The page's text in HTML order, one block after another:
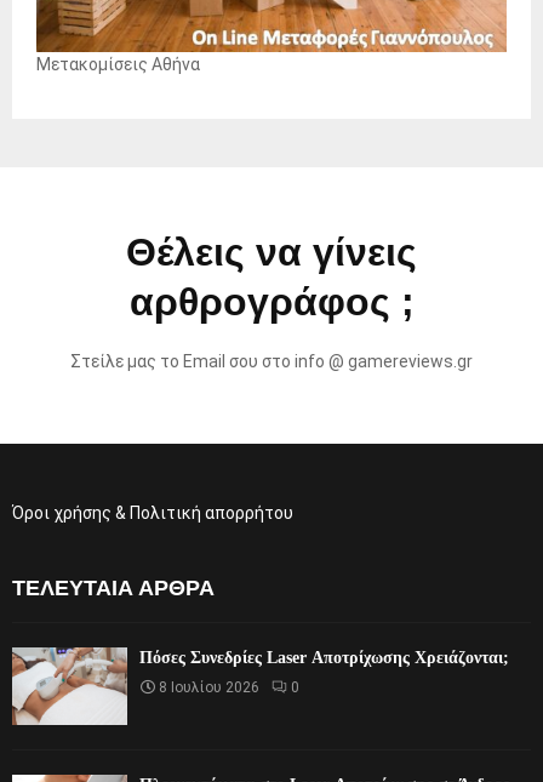
Μετακομίσεις Αθήνα
Θέλεις να γίνεις
αρθρογράφος ;
Στείλε μας το Email σου στο info @ gamereviews.gr
Όροι χρήσης & Πολιτική απορρήτου
ΤΕΛΕΥΤΑΊΑ ΆΡΘΡΑ
Πόσες Συνεδρίες Laser Αποτρίχωσης Χρειάζονται;
8 Ιουλίου 2026 0